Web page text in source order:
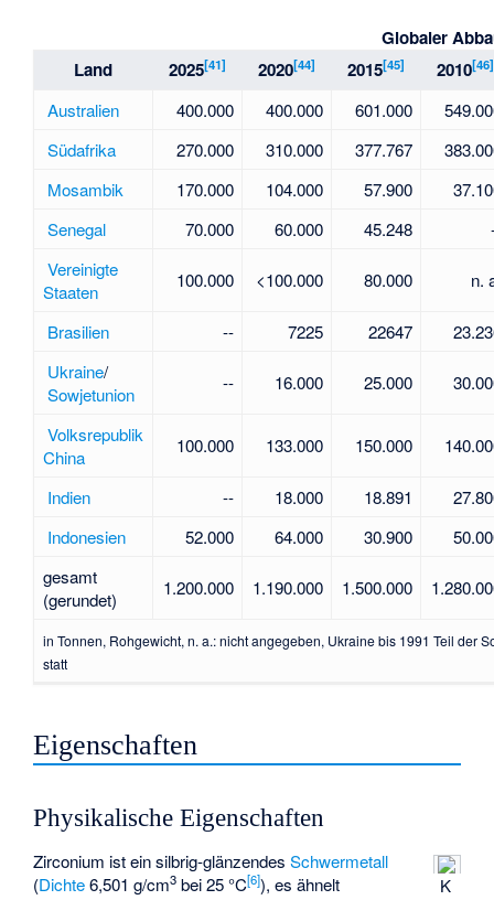
Globaler
Land
2025[41] 2020[44] 2015[45] 2010[46]
Australien 400.000 400.000 601.000
Südafrika
270.000 310.000 377.767
Mosambik
170.000 104.000 57.900
Senegal
70.000 60.000 45.248
Vereinigte
Staaten
100.000 <100.000 80.000 n.
Brasilien -- 7225 22647
Ukraine/
Sowjetunion
-- 16.000 25.000
Volksrepublik
China
100.000 133.000 150.000
Indien -- 18.000 18.891
Indonesien
52.000 64.000 30.900
gesamt
(gerundet)
1.200.000 1.190.000 1.500.000
in Tonnen, Rohgewicht, n. a.: nicht angegeben, Ukraine bis 1991 Teil der
statt
Eigenschaften
Physikalische Eigenschaften
K
Zirconium ist ein silbrig-glänzendesSchwermetall
(Dichte6,501 g/cm3 bei 25 °C[6]), es ähnelt